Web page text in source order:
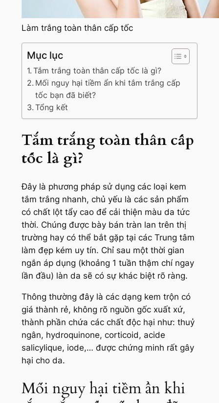
Làm trắng toàn thân cấp tốc
Mục lục
Tắm trắng toàn thân cấp tốc là gì?
Mối nguy hại tiềm ẩn khi tắm trắng cấp
tốc bạn đã biết?
Tổng kết
Tắm trắng toàn thân cấp
tốc là gì?
Đây là phương pháp sử dụng các loại kem
tắm trắng nhanh, chủ yếu là các sản phẩm
có chất lột tẩy cao để cải thiện màu da tức
thời. Chúng được bày bán tràn lan trên thị
trường hay có thể bắt gặp tại các Trung tâm
làm đẹp kém uy tín. Chỉ sau một thời gian
ngắn áp dụng (khoảng 1 tuần thậm chí ngay
lần đầu) làn da sẽ có sự khác biệt rõ ràng.
Thông thường đây là các dạng kem trộn có
giá thành rẻ, không rõ nguồn gốc xuất xứ,
thành phần chứa các chất độc hại như: thuỷ
ngân, hydroquinone, corticoid, acide
salicylique, iode,… được chứng minh rất gây
hại cho da.
Mối nguy hại tiềm ẩn khi